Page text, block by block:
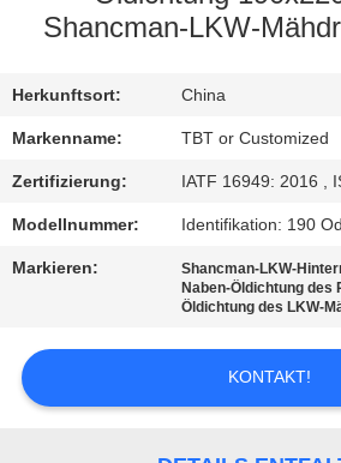
TRETEN
MIT
UNS
IN
VERBINDUNG
NACHRICHTEN
FÄLLE
Shancman-LKW-
Herkunftsort: China
Markenname: TBT or Customized
Zertifizierung: IATF 16949: 2016 ,
Modellnummer: Identifikation: 190
Markieren: Shancman-LKW-
Naben-Öldichtung des
Öldichtung des LKW-
KONTAKT!